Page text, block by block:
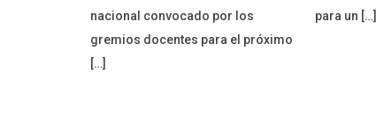
nacional convocado por los
gremios docentes para el próximo
[…]
para un […]